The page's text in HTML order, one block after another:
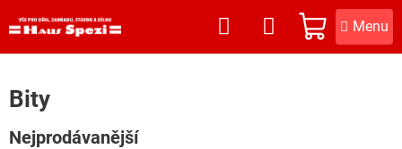
na
NÁKUPNÍ
KOŠÍK
Bity
Nejprodávanější